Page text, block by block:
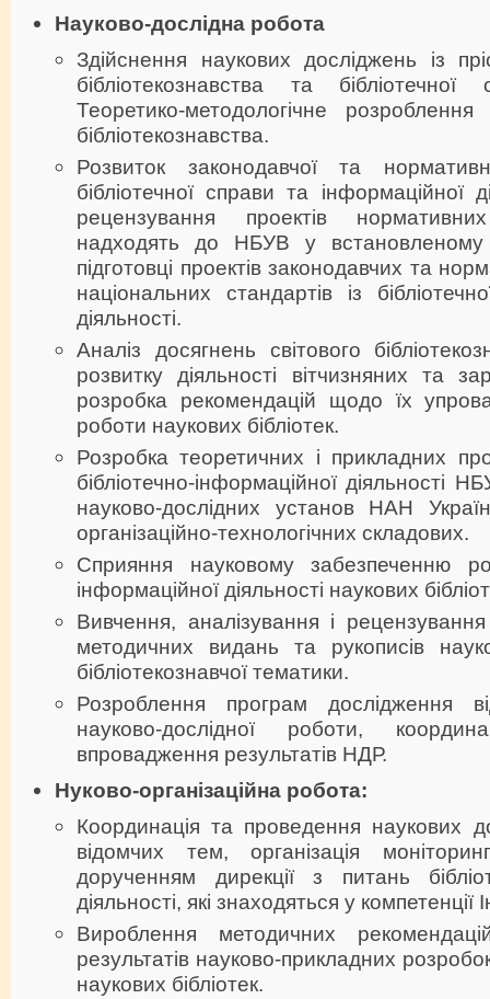
Науково-дослідна робота
Здійснення наукових досліджень із
бібліотекознавства та
Теоретико-методологічне
бібліотекознавства.
Розвиток законодавчої та
бібліотечної справи та інформаційної
рецензування проектів
надходять до НБУВ у встановленому
підготовці проектів законодавчих та
національних стандартів із
діяльності.
Аналіз досягнень світового
розвитку діяльності вітчизняних та
розробка рекомендацій щодо їх
роботи наукових бібліотек.
Розробка теоретичних і прикладних
бібліотечно-інформаційної діяльності
науково-дослідних установ НАН
організаційно-технологічних складових.
Сприяння науковому забезпеченню
інформаційної діяльності наукових
Вивчення, аналізування і
методичних видань та рукописів
бібліотекознавчої тематики.
Розроблення програм дослідження
науково-дослідної роботи,
впровадження результатів НДР.
Нуково-організаційна робота:
Координація та проведення наукових
відомчих тем, організація
дорученням дирекції з питань
діяльності, які знаходяться у компетенції
Вироблення методичних
результатів науково-прикладних
наукових бібліотек.